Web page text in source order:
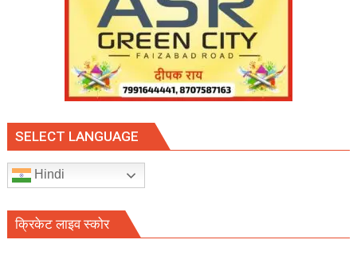
SELECT LANGUAGE
Hindi
क्रिकेट लाइव स्कोर